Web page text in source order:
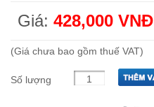
Giá: 428,000 VNĐ
(Giá chưa bao gồm thuế VAT)
Số lượng